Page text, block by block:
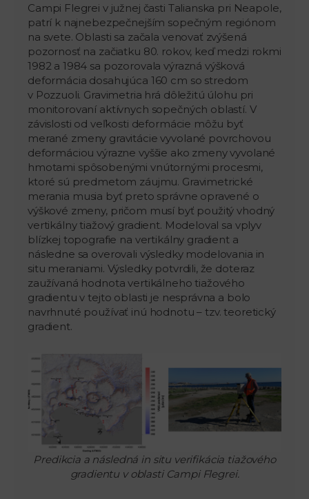
Campi Flegrei v južnej časti Talianska pri Neapole,
patrí k najnebezpečnejším sopečným regiónom
na svete. Oblasti sa začala venovať zvýšená
pozornosť na začiatku 80. rokov, keď medzi rokmi
1982 a 1984 sa pozorovala výrazná výšková
deformácia dosahujúca 160 cm so stredom
v Pozzuoli. Gravimetria hrá dôležitú úlohu pri
monitorovaní aktívnych sopečných oblastí. V
závislosti od veľkosti deformácie môžu byť
merané zmeny gravitácie vyvolané povrchovou
deformáciou výrazne vyššie ako zmeny vyvolané
hmotami spôsobenými vnútornými procesmi,
ktoré sú predmetom záujmu. Gravimetrické
merania musia byť preto správne opravené o
výškové zmeny, pričom musí byť použitý vhodný
vertikálny tiažový gradient. Modeloval sa vplyv
blízkej topografie na vertikálny gradient a
následne sa overovali výsledky modelovania in
situ meraniami. Výsledky potvrdili, že doteraz
zaužívaná hodnota vertikálneho tiažového
gradientu v tejto oblasti je nesprávna a bolo
navrhnuté používať inú hodnotu – tzv. teoretický
gradient.
Predikcia a následná in situ verifikácia tiažového
gradientu v oblasti Campi Flegrei.